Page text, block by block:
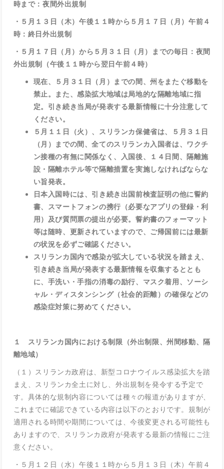
時まで：夜間外出規制
・５月１３日（木）午後１１時から５月１７日（月）午前４
時：終日外出規制
・５月１７日（月）から５月３１日（月）までの毎日：夜間
外出規制（午後１１時から翌日午前４時）
現在、５月３１日（月）までの間、州をまたぐ移動を
禁止。また、感染拡大地域は局地的な隔離地域に指
定。引き続き当局が発表する最新情報に十分注意して
ください。
５月１１日（火）、スリランカ保健省は、５月３１日
（月）までの間、全てのスリランカ入国者は、ワクチ
ン接種の有無に関係なく、入国後、１４日間、隔離施
設・隔離ホテル等で隔離措置を実施しなければならな
い旨発表。
日本入国時には、引き続き出国前検査証明の他に誓約
書、スマートフォンの携行（必要なアプリの登録・利
用）及び質問票の提出が必要。誓約書のフォーマット
等は随時、更新されていますので、ご帰国前には最新
の状況を必ずご確認ください。
スリランカ国内で感染が拡大している状況を踏まえ、
引き続き当局が発表する最新情報を収集するととも
に、手洗い・手指の消毒の励行、マスク着用、ソーシ
ャル・ディスタンシング（社会的距離）の確保などの
感染症対策に努めてください。
１ スリランカ国内における制限（外出制限、州間移動、隔
離地域）
（１）スリランカ政府は、新型コロナウイルス感染拡大を踏
まえ、スリランカ全土に対し、外出規制を発令する予定で
す。具体的な規制内容については種々の報道がありますが、
これまでに確認できている内容は以下のとおりです。規制が
適用される時間や期間については、今後変更される可能性も
ありますので、スリランカ政府が発表する最新の情報にご注
意ください。
・５月１２日（水）午後１１時から５月１３日（木）午前４